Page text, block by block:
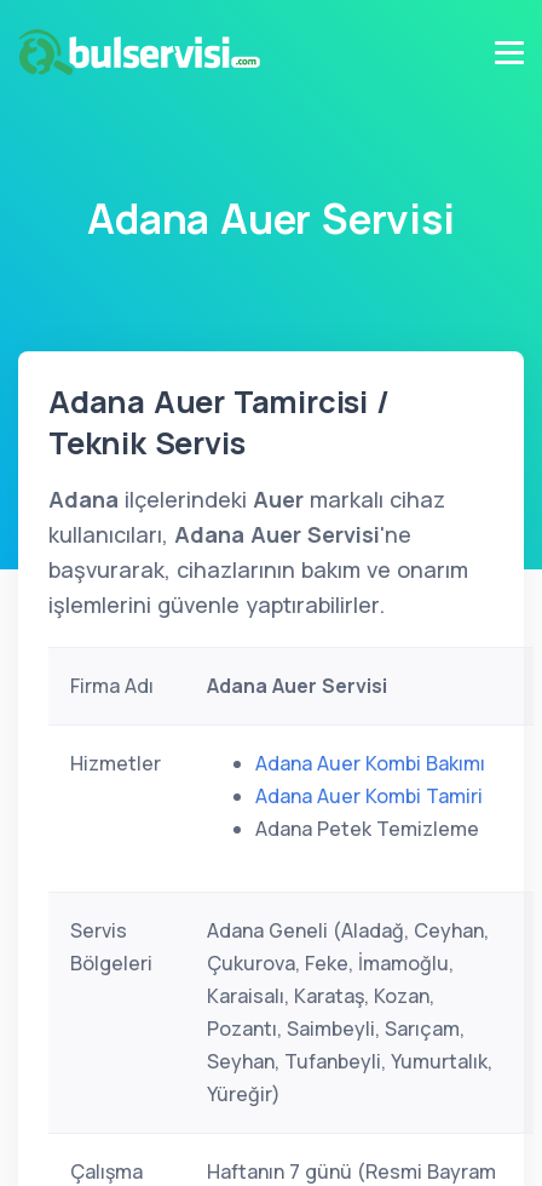
Adana Auer Servisi
Adana Auer Tamircisi /
Teknik Servis
Adana ilçelerindeki Auer markalı cihaz
kullanıcıları, Adana Auer Servisi'ne
başvurarak, cihazlarının bakım ve onarım
işlemlerini güvenle yaptırabilirler.
Firma Adı Adana Auer Servisi
Hizmetler
Adana Auer Kombi Bakımı
Adana Auer Kombi Tamiri
Adana Petek Temizleme
Servis
Bölgeleri
Adana Geneli (Aladağ, Ceyhan,
Çukurova, Feke, İmamoğlu,
Karaisalı, Karataş, Kozan,
Pozantı, Saimbeyli, Sarıçam,
Seyhan, Tufanbeyli, Yumurtalık,
Yüreğir)
Çalışma
Haftanın 7 günü (Resmi Bayram